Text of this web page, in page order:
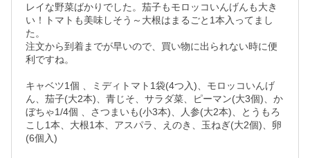
レイな野菜ばかりでした。茄子もモロッコいんげんも大き
い！トマトも美味しそう～大根はまるごと1本入ってまし
た。
注文から到着までが早いので、買い物に出られない時に便
利ですね。
キャベツ1個 、ミディトマト1袋(4つ入)、モロッコいんげ
ん、茄子(大2本)、青じそ、サラダ菜、ピーマン(大3個)、か
ぼちゃ1/4個 、さつまいも(小3本)、人参(大2本)、とうもろ
こし1本、大根1本、アスパラ、えのき、玉ねぎ(大2個)、卵
(6個入)